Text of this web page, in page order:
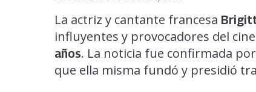
La actriz y cantante francesa
influyentes y provocadores del
años. La noticia fue confirmada
que ella misma fundó y presidió